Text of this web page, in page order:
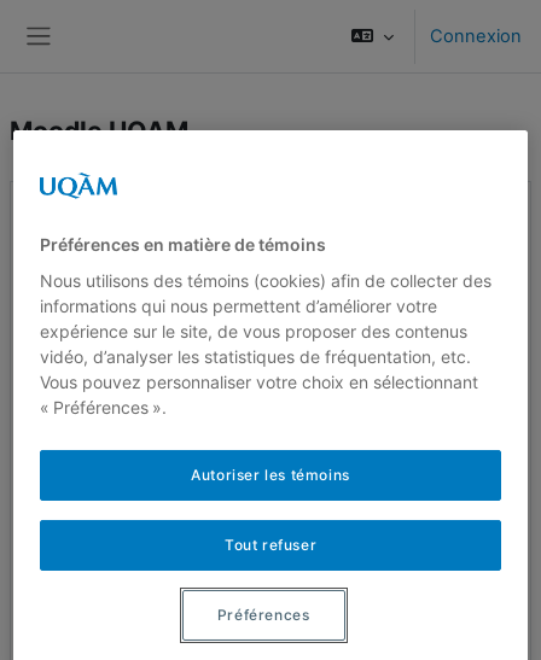
Connexion
Moodle UQAM
d’apprentissage en ligne de l'UQAM
Bienvenue sur l'environnement numérique
d’apprentissage et de collaboration basé sur le logiciel
libre Moodle (Modulaire Object-Oriented Dynamic
Learning Environment).
Cet environnement permet à l’étudiant·e de
consulter le matériel pédagogique et les
échanger et collaborer;
tester ses connaissances et ses compétences.
L’enseignant·e peut :
planifier et organiser son cours;
Préférences en matière de témoins
Nous utilisons des témoins (cookies) afin de collecter des
informations qui nous permettent d’améliorer votre
expérience sur le site, de vous proposer des contenus
vidéo, d’analyser les statistiques de fréquentation, etc.
Vous pouvez personnaliser votre choix en sélectionnant
« Préférences ».
Tout refuser
Autoriser les témoins
Préférences